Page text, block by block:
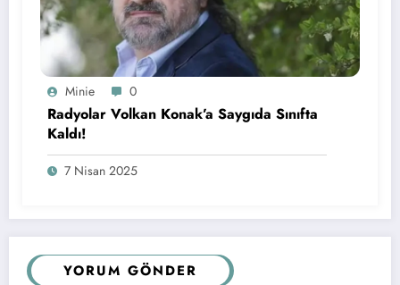
Minie 0
Radyolar Volkan Konak’a Saygıda Sınıfta
Kaldı!
7 Nisan 2025
YORUM GÖNDER